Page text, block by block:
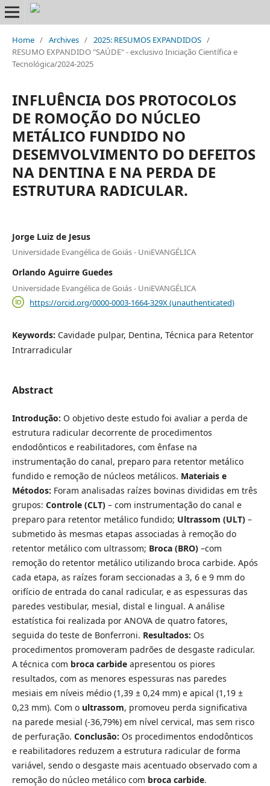
Home / Archives / 2025: RESUMOS EXPANDIDOS /
RESUMO EXPANDIDO "SAÚDE" - exclusivo Iniciação Científica e
Tecnológica/2024-2025
INFLUÊNCIA DOS PROTOCOLOS
DE ROMOÇÃO DO NÚCLEO
METÁLICO FUNDIDO NO
DESEMVOLVIMENTO DO DEFEITOS
NA DENTINA E NA PERDA DE
ESTRUTURA RADICULAR.
Jorge Luiz de Jesus
Universidade Evangélica de Goiás - UniEVANGÉLICA
Orlando Aguirre Guedes
Universidade Evangélica de Goiás - UniEVANGÉLICA
https://orcid.org/0000-0003-1664-329X (unauthenticated)
Keywords: Cavidade pulpar, Dentina, Técnica para Retentor
Intrarradicular
Abstract
Introdução: O objetivo deste estudo foi avaliar a perda de
estrutura radicular decorrente de procedimentos
endodônticos e reabilitadores, com ênfase na
instrumentação do canal, preparo para retentor metálico
fundido e remoção de núcleos metálicos. Materiais e
Métodos: Foram analisadas raízes bovinas divididas em três
grupos: Controle (CLT)– com instrumentação do canal e
preparo para retentor metálico fundido; Ultrassom (ULT)–
submetido às mesmas etapas associadas à remoção do
retentor metálico com ultrassom; Broca (BRO)–com
remoção do retentor metálico utilizando broca carbide. Após
cada etapa, as raízes foram seccionadas a 3, 6 e 9 mm do
orifício de entrada do canal radicular, e as espessuras das
paredes vestibular, mesial, distal e lingual. A análise
estatística foi realizada por ANOVA de quatro fatores,
seguida do teste de Bonferroni. Resultados: Os
procedimentos promoveram padrões de desgaste radicular.
A técnica com broca carbideapresentou os piores
resultados, com as menores espessuras nas paredes
mesiais em níveis médio (1,39 ± 0,24 mm) e apical (1,19 ±
0,23 mm). Com o ultrassom, promoveu perda significativa
na parede mesial (-36,79%) em nível cervical, mas sem risco
de perfuração. Conclusão: Os procedimentos endodônticos
e reabilitadores reduzem a estrutura radicular de forma
variável, sendo o desgaste mais acentuado observado com a
remoção do núcleo metálico com broca carbide.